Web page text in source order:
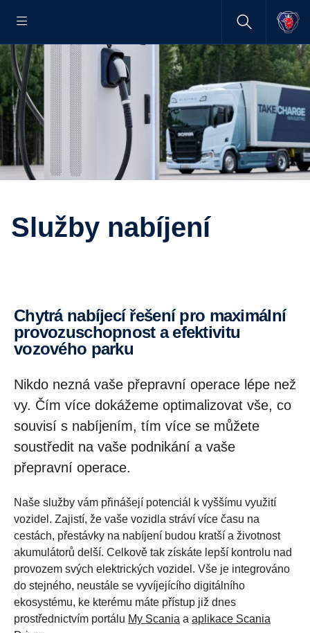
Služby nabíjení
Chytrá nabíjecí řešení pro maximální
provozuschopnost a efektivitu
vozového parku
Nikdo nezná vaše přepravní operace lépe než
vy. Čím více dokážeme optimalizovat vše, co
souvisí s nabíjením, tím více se můžete
soustředit na vaše podnikání a vaše
přepravní operace.
Naše služby vám přinášejí potenciál k vyššímu využití
vozidel. Zajistí, že vaše vozidla stráví více času na
cestách, přestávky na nabíjení budou kratší a životnost
akumulátorů delší. Celkově tak získáte lepší kontrolu nad
provozem svých elektrických vozidel. Vše je integrováno
do stejného, neustále se vyvíjejícího digitálního
ekosystému, ke kterému máte přístup již dnes
prostřednictvím portálu My Scania a aplikace Scania